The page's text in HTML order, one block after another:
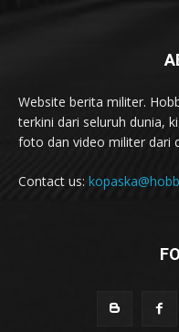
Website berita militer.
terkini dari seluruh dunia,
foto dan video militer dari
Contact us: